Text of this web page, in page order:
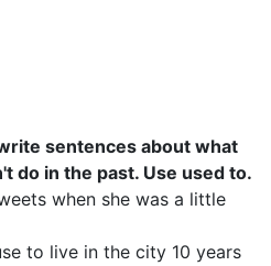
sentences about what
do in the past. Use used to.
when she was a little
to live in the city 10 years